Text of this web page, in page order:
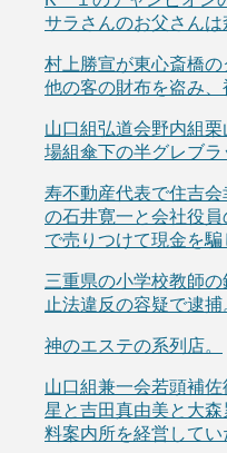
サラさんのお父さんは
村上勝宣が東心斎橋
他の客の財布を盗み、
山口組弘道会野内組
場組傘下の半グレブラ
寿不動産代表で住吉
の石井寛一と会社役
で売りつけて現金を騙
三重県の小学校教師
止法違反の容疑で逮捕
神のエステの系列店。
山口組兼一会若頭補
星と吉田真由美と大
料案内所を経営してい